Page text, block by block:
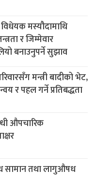
मस्यौदामाथि
र जिम्मेवार
बनाउनुपर्ने सुझाव
मन्त्री बादीको भेट,
र पहल गर्ने प्रतिबद्धता
औपचारिक
सामान तथा लागुऔषध